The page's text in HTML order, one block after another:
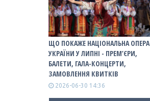
ЩО ПОКАЖЕ НАЦІОНАЛЬНА ОПЕРА
УКРАЇНИ У ЛИПНІ - ПРЕМ’ЄРИ,
БАЛЕТИ, ГАЛА-КОНЦЕРТИ,
ЗАМОВЛЕННЯ КВИТКІВ
2026-06-30 14:36